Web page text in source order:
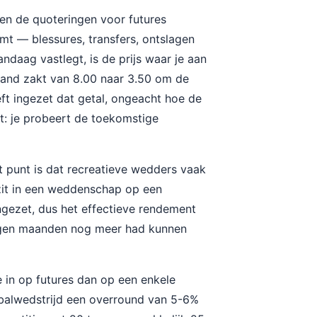
de quoteringen voor futures
— blessures, transfers, ontslagen
vastlegt, is de prijs waar je aan
zakt van 8.00 naar 3.50 om de
ingezet dat getal, ongeacht hoe de
je probeert de toekomstige
is dat recreatieve wedders vaak
in een weddenschap op een
dus het effectieve rendement
maanden nog meer had kunnen
op futures dan op een enkele
een overround van 5-6%